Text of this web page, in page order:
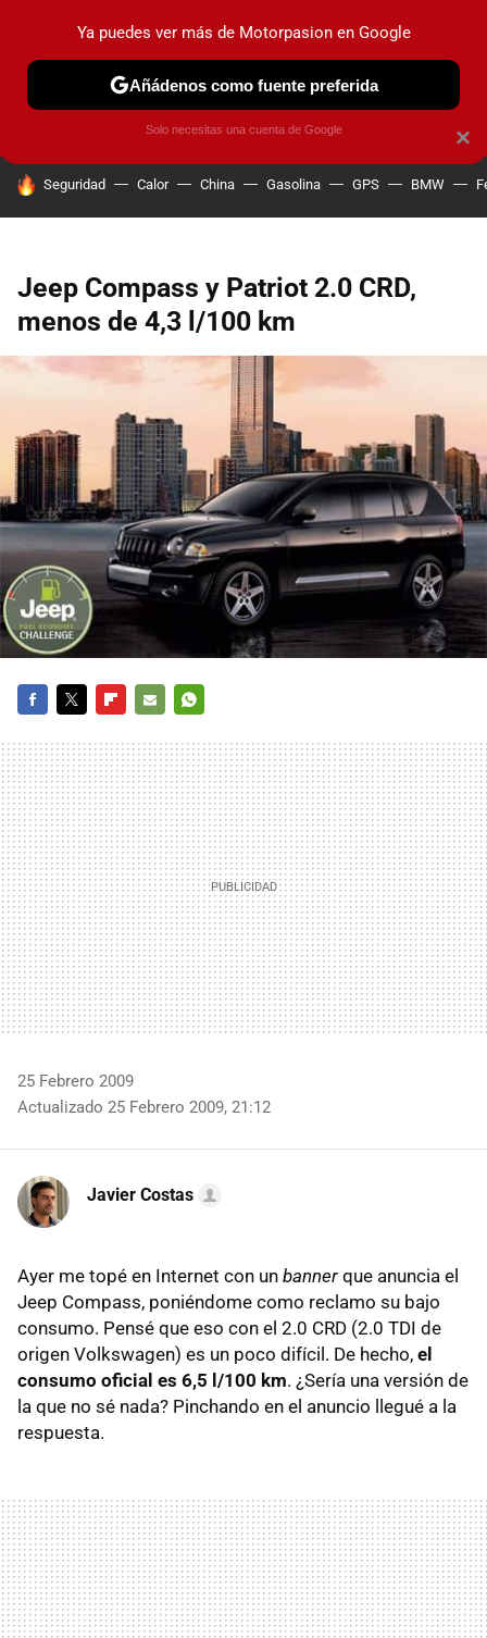
PRUEBAS COCHES ELÉCTRICOS OBSERVATORIO
HOY SE HABLA DE
Seguridad Calor China Gasolina GPS BMW
Jeep Compass y Patriot 2.0 CRD,
menos de 4,3 l/100 km
MAIL
25 Febrero 2009
Actualizado 25 Febrero 2009, 21:12
Javier Costas
Ayer me topé en Internet con un banner que anuncia el
Jeep Compass, poniéndome como reclamo su bajo
consumo. Pensé que eso con el 2.0 CRD (2.0 TDI de
origen Volkswagen) es un poco difícil. De hecho, el
consumo oficial es 6,5 l/100 km. ¿Sería una versión de
la que no sé nada? Pinchando en el anuncio llegué a la
respuesta.
×
Ya puedes ver más de Motorpasion en Google
Añádenos como fuente preferida
Solo necesitas una cuenta de Google